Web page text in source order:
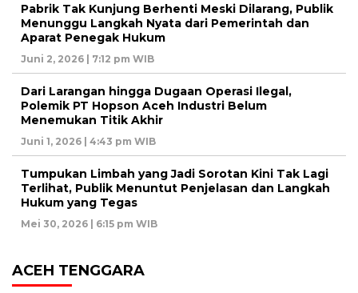
Pabrik Tak Kunjung Berhenti Meski Dilarang, Publik
Menunggu Langkah Nyata dari Pemerintah dan
Aparat Penegak Hukum
Juni 2, 2026 | 7:12 pm WIB
Dari Larangan hingga Dugaan Operasi Ilegal,
Polemik PT Hopson Aceh Industri Belum
Menemukan Titik Akhir
Juni 1, 2026 | 4:43 pm WIB
Tumpukan Limbah yang Jadi Sorotan Kini Tak Lagi
Terlihat, Publik Menuntut Penjelasan dan Langkah
Hukum yang Tegas
Mei 30, 2026 | 6:15 pm WIB
ACEH TENGGARA